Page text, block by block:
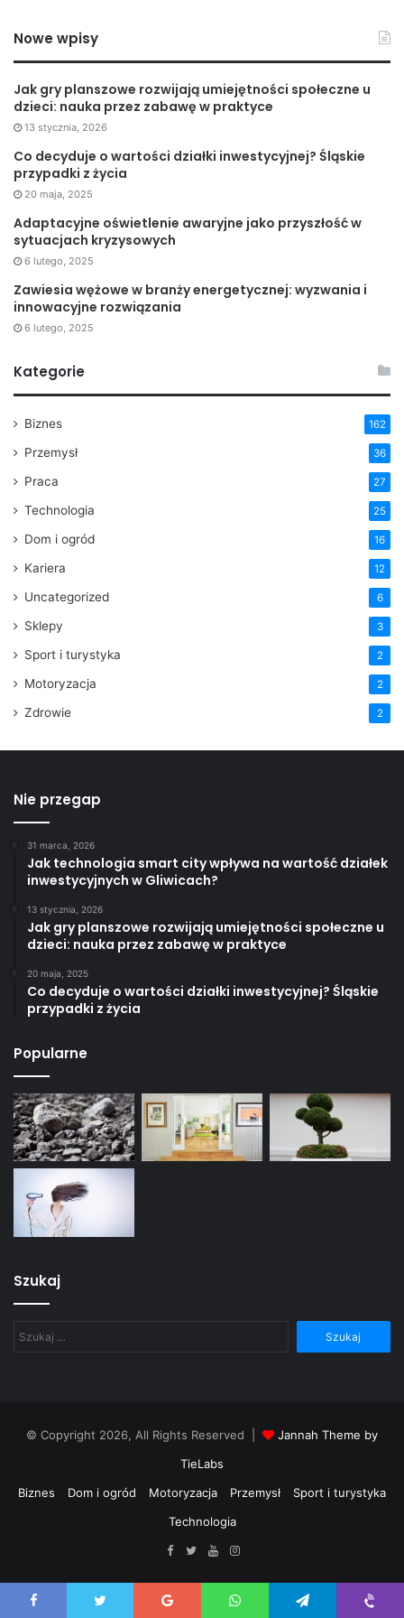
Nowe wpisy
Jak gry planszowe rozwijają umiejętności społeczne u
dzieci: nauka przez zabawę w praktyce
13 stycznia, 2026
Co decyduje o wartości działki inwestycyjnej? Śląskie
przypadki z życia
20 maja, 2025
Adaptacyjne oświetlenie awaryjne jako przyszłość w
sytuacjach kryzysowych
6 lutego, 2025
Zawiesia wężowe w branży energetycznej: wyzwania i
innowacyjne rozwiązania
6 lutego, 2025
Kategorie
Biznes 162
Przemysł 36
Praca 27
Technologia 25
Dom i ogród 16
Kariera 12
Uncategorized 6
Sklepy 3
Sport i turystyka 2
Motoryzacja 2
Zdrowie 2
Nie przegap
31 marca, 2026
Jak technologia smart city wpływa na wartość działek
inwestycyjnych w Gliwicach?
13 stycznia, 2026
Jak gry planszowe rozwijają umiejętności społeczne u
dzieci: nauka przez zabawę w praktyce
20 maja, 2025
Co decyduje o wartości działki inwestycyjnej? Śląskie
przypadki z życia
Popularne
Szukaj
© Copyright 2026, All Rights Reserved |
Jannah Theme by
TieLabs
Biznes
Dom i ogród Motoryzacja Przemysł
Sport i turystyka
Technologia